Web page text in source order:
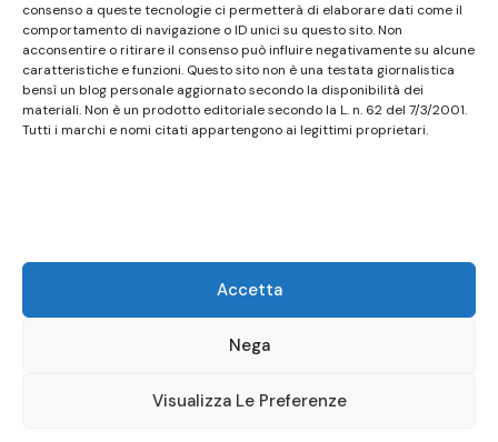
consenso a queste tecnologie ci permetterà di elaborare dati come il
comportamento di navigazione o ID unici su questo sito. Non
acconsentire o ritirare il consenso può influire negativamente su alcune
caratteristiche e funzioni. Questo sito non è una testata giornalistica
bensì un blog personale aggiornato secondo la disponibilità dei
materiali. Non è un prodotto editoriale secondo la L. n. 62 del 7/3/2001.
Tutti i marchi e nomi citati appartengono ai legittimi proprietari.
Accetta
Nega
Visualizza Le Preferenze
secondo la disponibilità e la reperibilità dei materiali.
Pertanto non può essere considerato in alcun modo
un prodotto editoriale ai sensi della L. n. 62 del
7/3/2001. Tutti i marchi riportati appartengono ai
legittimi proprietari; marchi di terzi, nomi di prodotti,
Maggiori dettagli alla pagina: